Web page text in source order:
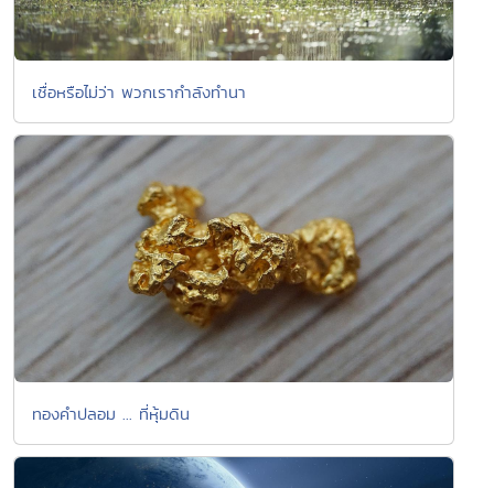
เชื่อหรือไม่ว่า พวกเรากำลังทำนา
ทองคำปลอม ... ที่หุ้มดิน